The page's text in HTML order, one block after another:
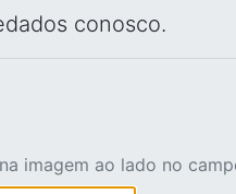
conosco.
imagem ao lado no